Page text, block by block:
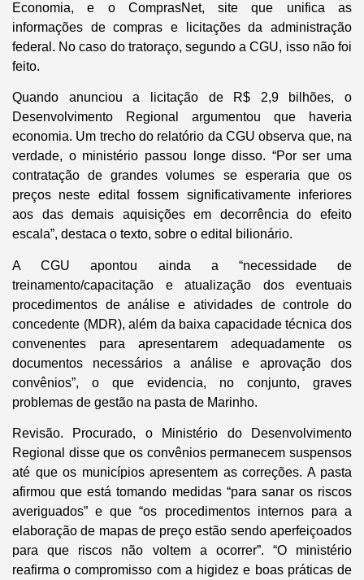
Economia, e o ComprasNet, site que unifica as
informações de compras e licitações da administração
federal. No caso do tratoraço, segundo a CGU, isso não foi
feito.
Quando anunciou a licitação de R$ 2,9 bilhões, o
Desenvolvimento Regional argumentou que haveria
economia. Um trecho do relatório da CGU observa que, na
verdade, o ministério passou longe disso. “Por ser uma
contratação de grandes volumes se esperaria que os
preços neste edital fossem significativamente inferiores
aos das demais aquisições em decorrência do efeito
escala”, destaca o texto, sobre o edital bilionário.
A CGU apontou ainda a “necessidade de
treinamento/capacitação e atualização dos eventuais
procedimentos de análise e atividades de controle do
concedente (MDR), além da baixa capacidade técnica dos
convenentes para apresentarem adequadamente os
documentos necessários a análise e aprovação dos
convênios”, o que evidencia, no conjunto, graves
problemas de gestão na pasta de Marinho.
Revisão. Procurado, o Ministério do Desenvolvimento
Regional disse que os convênios permanecem suspensos
até que os municípios apresentem as correções. A pasta
afirmou que está tomando medidas “para sanar os riscos
averiguados” e que “os procedimentos internos para a
elaboração de mapas de preço estão sendo aperfeiçoados
para que riscos não voltem a ocorrer”. “O ministério
reafirma o compromisso com a higidez e boas práticas de